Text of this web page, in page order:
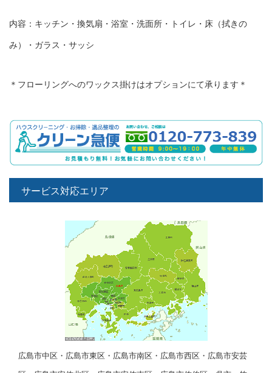
内容：キッチン・換気扇・浴室・洗面所・トイレ・床（拭きの
み）・ガラス・サッシ
＊フローリングへのワックス掛けはオプションにて承ります＊
サービス対応エリア
広島市中区・広島市東区・広島市南区・広島市西区・広島市安芸